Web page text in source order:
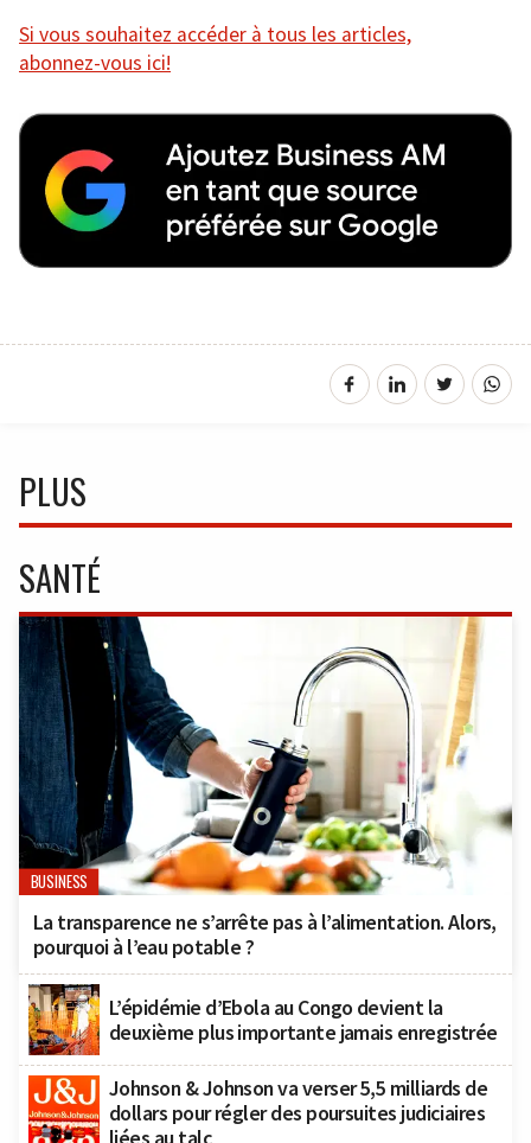
Si vous souhaitez accéder à tous les articles,
abonnez-vous ici!
PLUS
SANTÉ
BUSINESS
La transparence ne s’arrête pas à l’alimentation. Alors,
pourquoi à l’eau potable ?
L’épidémie d’Ebola au Congo devient la
deuxième plus importante jamais enregistrée
Johnson & Johnson va verser 5,5 milliards de
dollars pour régler des poursuites judiciaires
liées au talc